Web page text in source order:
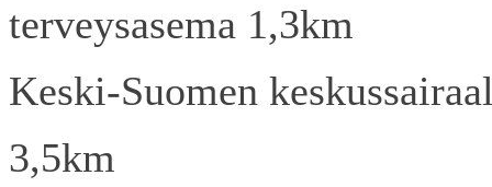
terveysasema 1,3km
Keski-Suomen
3,5km